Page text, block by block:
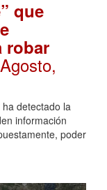
que
robar
detectado la
información
poder